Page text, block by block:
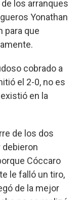
los arranques
Yonathan
para que
cobrado a
el 2-0, no es
en la
de los dos
debieron
Cóccaro
le falló un tiro,
de la mejor